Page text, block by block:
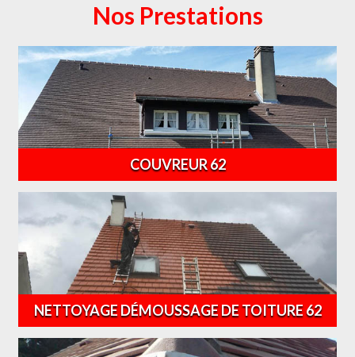
Nos Prestations
COUVREUR 62
NETTOYAGE DÉMOUSSAGE DE TOITURE 62